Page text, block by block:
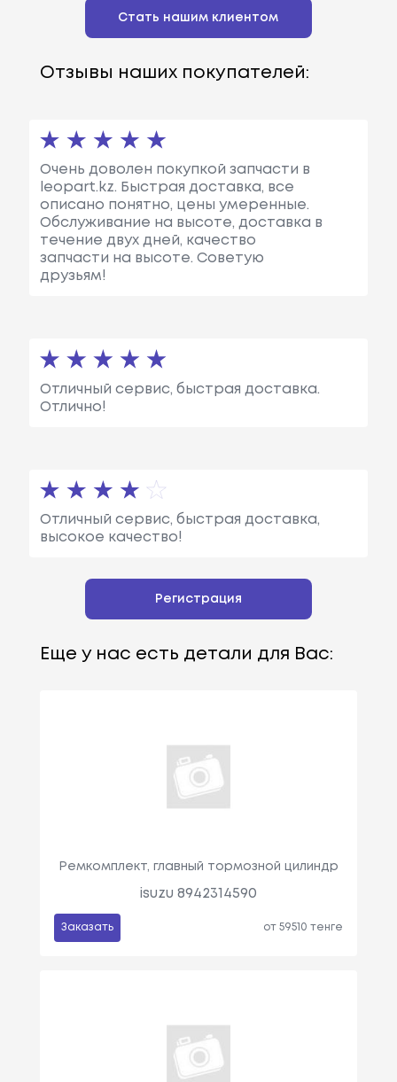
Стать нашим клиентом
Отзывы наших покупателей:
Очень доволен покупкой запчасти в
leopart.kz. Быстрая доставка, все
описано понятно, цены умеренные.
Обслуживание на высоте, доставка в
течение двух дней, качество
запчасти на высоте. Советую
друзьям!
Отличный сервис, быстрая доставка.
Отлично!
Отличный сервис, быстрая доставка,
высокое качество!
Регистрация
Еще у нас есть детали для Вас:
Ремкомплект, главный тормозной цилиндр
isuzu 8942314590
Заказать от 59510 тенге